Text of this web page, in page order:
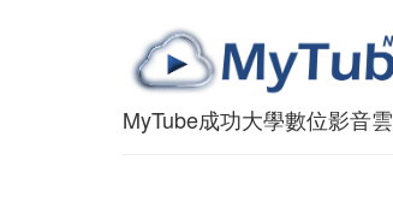
MyTube成功大學數位影音雲